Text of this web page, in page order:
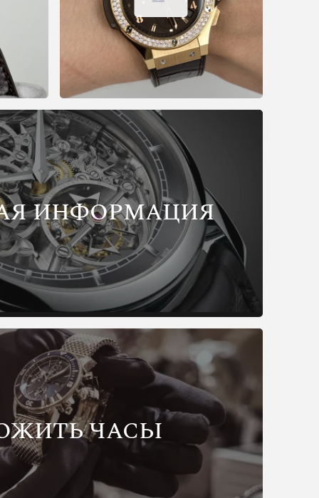
ИНФОРМАЦИЯ
ЧАСЫ